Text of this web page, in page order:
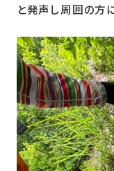
と発声し周囲の方